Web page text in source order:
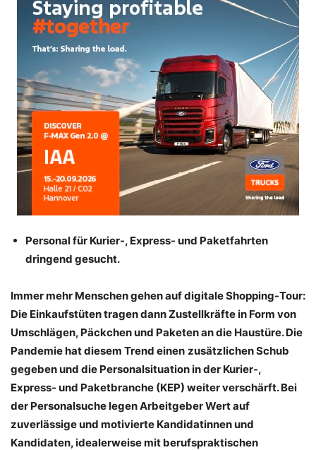
Personal für Kurier-, Express- und Paketfahrten
dringend gesucht.
Immer mehr Menschen gehen auf digitale Shopping-Tour:
Die Einkaufstüten tragen dann Zustellkräfte in Form von
Umschlägen, Päckchen und Paketen an die Haustüre. Die
Pandemie hat diesem Trend einen zusätzlichen Schub
gegeben und die Personalsituation in der Kurier-,
Express- und Paketbranche (KEP) weiter verschärft. Bei
der Personalsuche legen Arbeitgeber Wert auf
zuverlässige und motivierte Kandidatinnen und
Kandidaten, idealerweise mit berufspraktischen